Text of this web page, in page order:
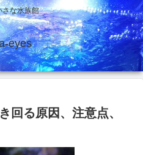
さな水族館
eyes
回る原因、注意点、